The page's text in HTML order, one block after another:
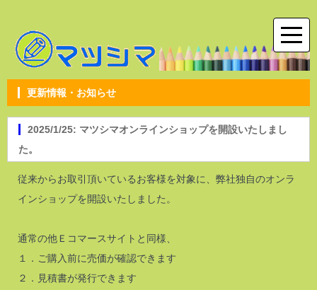
更新情報・お知らせ
2025/1/25: マツシマオンラインショップを開設いたしまし
た。
従来からお取引頂いているお客様を対象に、弊社独自のオンラ
インショップを開設いたしました。
通常の他Ｅコマースサイトと同様、
１．ご購入前に売価が確認できます
２．見積書が発行できます